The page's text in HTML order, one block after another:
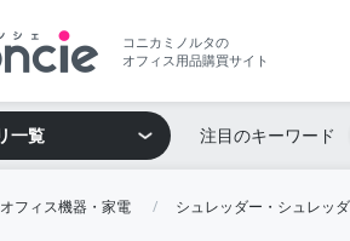
コニカミノルタの
オフィス用品購買サイト
一覧 注目のキーワード
オフィス機器・家電 シュレッダー・シュレッ